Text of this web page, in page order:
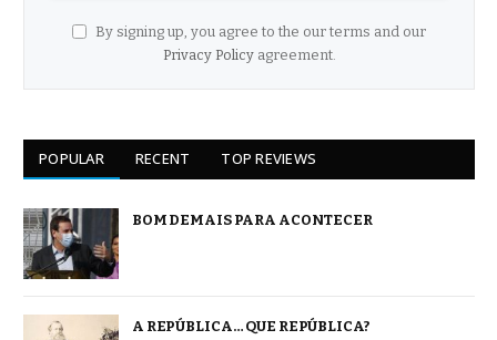
By signing up, you agree to the our terms and our
Privacy Policyagreement.
POPULAR RECENT TOP REVIEWS
BOM DEMAIS PARA ACONTECER
A REPÚBLICA… QUE REPÚBLICA?